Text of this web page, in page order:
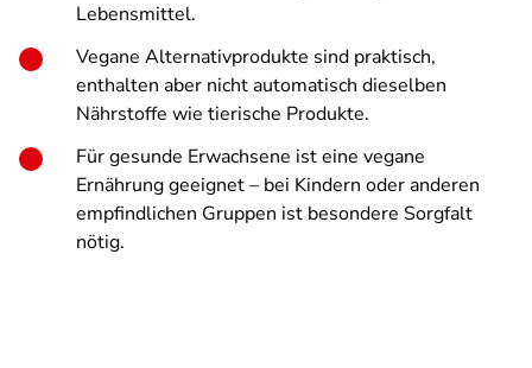
Lebensmittel.
Vegane Alternativprodukte sind praktisch,
enthalten aber nicht automatisch dieselben
Nährstoffe wie tierische Produkte.
Für gesunde Erwachsene ist eine vegane
Ernährung geeignet – bei Kindern oder anderen
empfindlichen Gruppen ist besondere Sorgfalt
nötig.